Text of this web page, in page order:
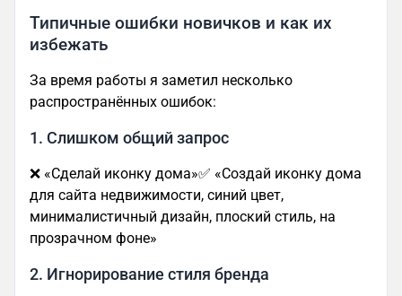
Типичные ошибки новичков и как их
избежать
За время работы я заметил несколько
распространённых ошибок:
1. Слишком общий запрос
❌ «Сделай иконку дома»✅ «Создай иконку дома
для сайта недвижимости, синий цвет,
минималистичный дизайн, плоский стиль, на
прозрачном фоне»
2. Игнорирование стиля бренда